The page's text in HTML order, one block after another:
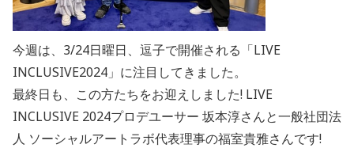
今週は、3/24日曜日、逗子で開催される「LIVE
INCLUSIVE2024」に注目してきました。
最終日も、この方たちをお迎えしました! LIVE
INCLUSIVE 2024プロデユーサー 坂本淳さんと一般社団法
人 ソーシャルアートラボ代表理事の福室貴雅さんです!